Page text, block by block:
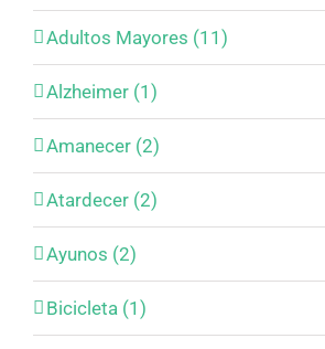
Adultos Mayores (11)
Alzheimer (1)
Amanecer (2)
Atardecer (2)
Ayunos (2)
Bicicleta (1)